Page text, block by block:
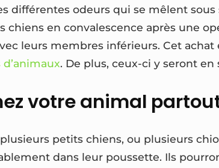
différentes odeurs qui se mêlent
chiens en convalescence après une
leurs membres inférieurs. Cet
. De plus, ceux-ci y seront en
votre animal
plusieurs petits chiens, ou plusieurs
dans leur poussette. Ils